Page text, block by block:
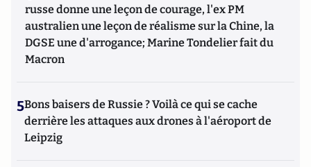
russe donne une leçon de courage, l'ex PM
australien une leçon de réalisme sur la Chine, la
DGSE une d'arrogance; Marine Tondelier fait du
Macron
5Bons baisers de Russie ? Voilà ce qui se cache
derrière les attaques aux drones à l'aéroport de
Leipzig